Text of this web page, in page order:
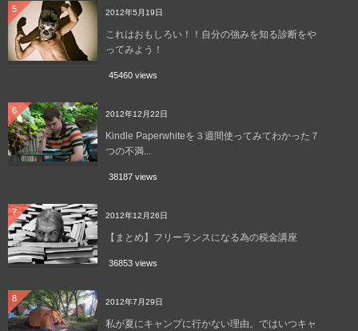
5 2012年5月19日
これはおもしろい！！自分の強みを知る診断をや
ってみよう！
45460 views
6 2012年12月22日
Kindle Paperwhiteを３週間使ってみてわかった７
つの不満...
38187 views
7 2012年12月26日
【まとめ】フリーランスになる為の税金講座
36853 views
8 2012年7月29日
私が夏にキャンプに行かない理由。ではいつキャ